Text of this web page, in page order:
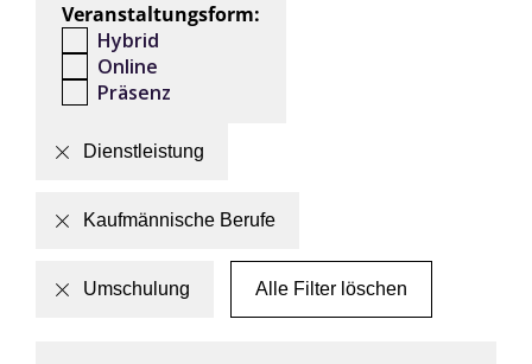
Dienstleistung
Kaufmännische Berufe
Umschulung Alle Filter löschen
Veranstaltungsform:
Hybrid
Online
Präsenz